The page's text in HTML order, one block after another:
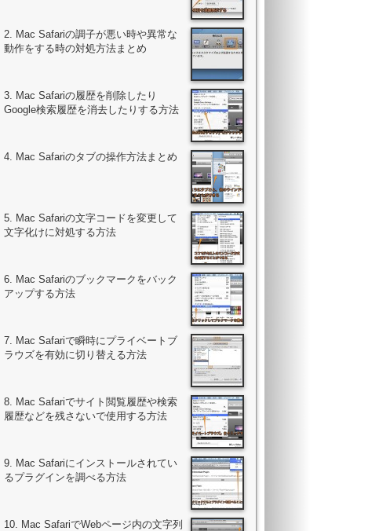
2. Mac Safariの調子が悪い時や異常な
動作をする時の対処方法まとめ
3. Mac Safariの履歴を削除したり
Google検索履歴を消去したりする方法
4. Mac Safariのタブの操作方法まとめ
5. Mac Safariの文字コードを変更して
文字化けに対処する方法
6. Mac Safariのブックマークをバック
アップする方法
7. Mac Safariで瞬時にプライベートブ
ラウズを有効に切り替える方法
8. Mac Safariでサイト閲覧履歴や検索
履歴などを残さないで使用する方法
9. Mac Safariにインストールされてい
るプラグインを調べる方法
10. Mac SafariでWebページ内の文字列